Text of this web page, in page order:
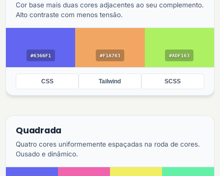
Cor base mais duas cores adjacentes ao seu complemento.
Alto contraste com menos tensão.
#6366F1 #F1A763 #ADF163
CSS Tailwind SCSS
Quadrada
Quatro cores uniformemente espaçadas na roda de cores.
Ousado e dinâmico.